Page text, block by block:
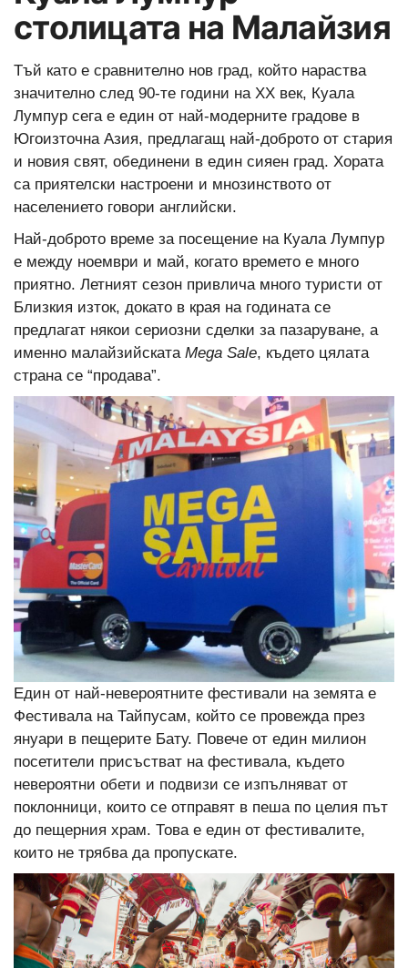
столицата на Малайзия
Тъй като е сравнително нов град, който нараства
значително след 90-те години на ХХ век, Куала
Лумпур сега е един от най-модерните градове в
Югоизточна Азия, предлагащ най-доброто от стария
и новия свят, обединени в един сияен град. Хората
са приятелски настроени и мнозинството от
населението говори английски.
Най-доброто време за посещение на Куала Лумпур
е между ноември и май, когато времето е много
приятно. Летният сезон привлича много туристи от
Близкия изток, докато в края на годината се
предлагат някои сериозни сделки за пазаруване, а
именно малайзийската Mega Sale, където цялата
страна се “продава”.
Един от най-невероятните фестивали на земята е
Фестивала на Тайпусам, който се провежда през
януари в пещерите Бату. Повече от един милион
посетители присъстват на фестивала, където
невероятни обети и подвизи се изпълняват от
поклонници, които се отправят в пеша по целия път
до пещерния храм. Това е един от фестивалите,
които не трябва да пропускате.